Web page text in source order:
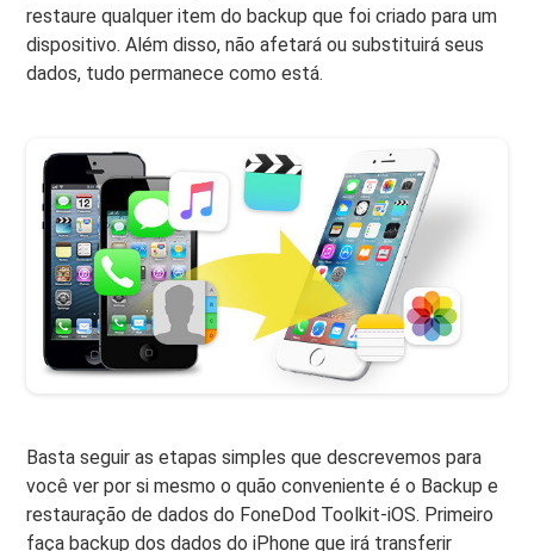
restaure qualquer item do backup que foi criado para um
dispositivo. Além disso, não afetará ou substituirá seus
dados, tudo permanece como está.
Basta seguir as etapas simples que descrevemos para
você ver por si mesmo o quão conveniente é o Backup e
restauração de dados do FoneDod Toolkit-iOS. Primeiro
faça backup dos dados do iPhone que irá transferir